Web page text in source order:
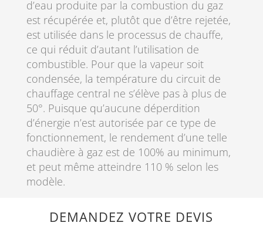
d’eau produite par la combustion du gaz
est récupérée et, plutôt que d’être rejetée,
est utilisée dans le processus de chauffe,
ce qui réduit d’autant l’utilisation de
combustible. Pour que la vapeur soit
condensée, la température du circuit de
chauffage central ne s’élève pas à plus de
50°. Puisque qu’aucune déperdition
d’énergie n’est autorisée par ce type de
fonctionnement, le rendement d’une telle
chaudière à gaz est de 100% au minimum,
et peut même atteindre 110 % selon les
modèle.
DEMANDEZ VOTRE DEVIS